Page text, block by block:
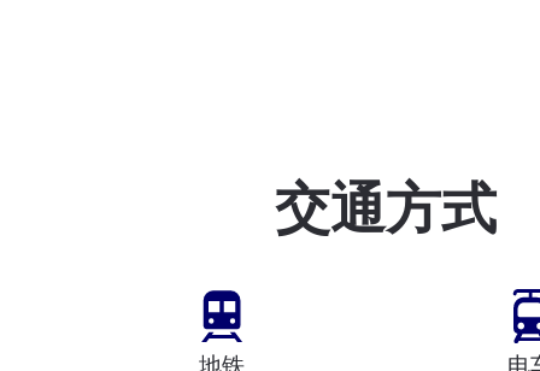
交通方式
地铁 电